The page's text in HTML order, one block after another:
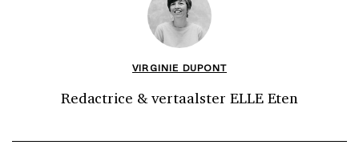
VIRGINIE DUPONT
Redactrice & vertaalster ELLE Eten